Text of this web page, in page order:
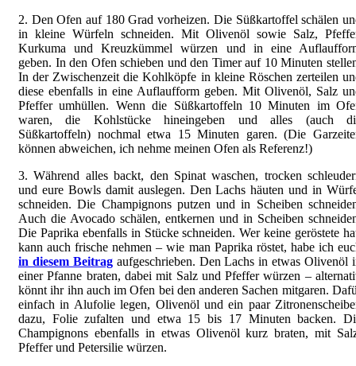
2. Den Ofen auf 180 Grad vorheizen. Die Süßkartoffel schälen
in kleine Würfeln schneiden. Mit Olivenöl sowie Salz,
Kurkuma und Kreuzkümmel würzen und in eine
geben. In den Ofen schieben und den Timer auf 10 Minuten
In der Zwischenzeit die Kohlköpfe in kleine Röschen zerteilen
diese ebenfalls in eine Auflaufform geben. Mit Olivenöl, Salz
Pfeffer umhüllen. Wenn die Süßkartoffeln 10 Minuten im
waren, die Kohlstücke hineingeben und alles (auch
Süßkartoffeln) nochmal etwa 15 Minuten garen. (Die
können abweichen, ich nehme meinen Ofen als Referenz!)
3. Während alles backt, den Spinat waschen, trocken
und eure Bowls damit auslegen. Den Lachs häuten und in
schneiden. Die Champignons putzen und in Scheiben
Auch die Avocado schälen, entkernen und in Scheiben
Die Paprika ebenfalls in Stücke schneiden. Wer keine geröstete
kann auch frische nehmen – wie man Paprika röstet, habe ich
in diesem Beitragaufgeschrieben. Den Lachs in etwas Olivenöl
einer Pfanne braten, dabei mit Salz und Pfeffer würzen –
könnt ihr ihn auch im Ofen bei den anderen Sachen mitgaren.
einfach in Alufolie legen, Olivenöl und ein paar
dazu, Folie zufalten und etwa 15 bis 17 Minuten backen.
Champignons ebenfalls in etwas Olivenöl kurz braten, mit
Pfeffer und Petersilie würzen.